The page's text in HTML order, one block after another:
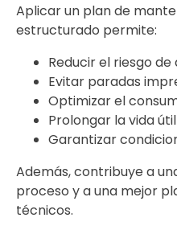
Aplicar un plan de
estructurado permite:
Reducir el riesgo
Evitar paradas
Optimizar el
Prolongar la vida
Garantizar
Además, contribuye a
proceso y a una mejor
técnicos.